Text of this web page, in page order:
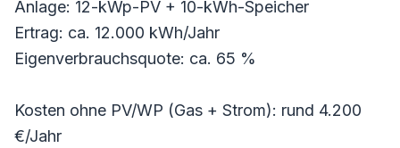
Anlage: 12-kWp-PV + 10-kWh-Speicher
Ertrag: ca. 12.000 kWh/Jahr
Eigenverbrauchsquote: ca. 65 %
Kosten ohne PV/WP (Gas + Strom): rund 4.200
€/Jahr